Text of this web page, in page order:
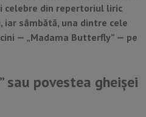
celebre din repertoriul liric
iar sâmbătă, una dintre cele
— „Madama Butterfly” — pe
sau povestea gheișei